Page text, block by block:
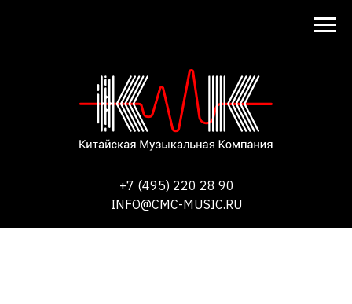
+7 (495) 220 28 90
INFO@CMC-MUSIC.RU